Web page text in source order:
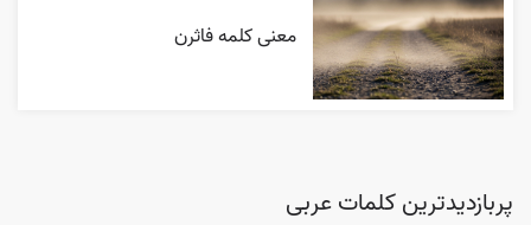
معنی کلمه فاثرن
پربازدیدترین کلمات عربی